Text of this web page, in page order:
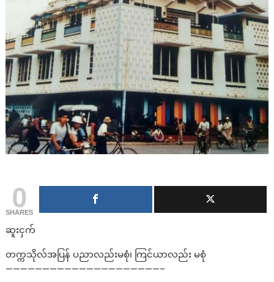
0
SHARES
ဆူးငှက်
တက္ကသိုလ်အပြန် ပညာလည်းမစုံ၊ ကြင်ယာလည်း မစုံ
—————————————————————–